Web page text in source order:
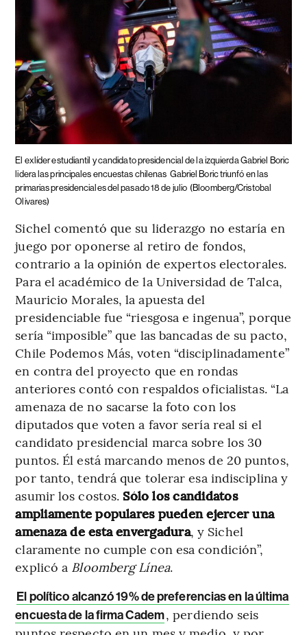
El exlíder estudiantil y candidato presidencial de la izquierda Gabriel Boric
lidera las principales encuestas chilenas Gabriel Boric triunfó en las
primarias presidenciales del pasado 18 de julio (Bloomberg/Cristobal
Olivares)
Sichel comentó que su liderazgo no estaría en
juego por oponerse al retiro de fondos,
contrario a la opinión de expertos electorales.
Para el académico de la Universidad de Talca,
Mauricio Morales, la apuesta del
presidenciable fue “riesgosa e ingenua”, porque
sería “imposible” que las bancadas de su pacto,
Chile Podemos Más, voten “disciplinadamente”
en contra del proyecto que en rondas
anteriores contó con respaldos oficialistas. “La
amenaza de no sacarse la foto con los
diputados que voten a favor sería real si el
candidato presidencial marca sobre los 30
puntos. Él está marcando menos de 20 puntos,
por tanto, tendrá que tolerar esa indisciplina y
asumir los costos. Sólo los candidatos
ampliamente populares pueden ejercer una
amenaza de esta envergadura, y Sichel
claramente no cumple con esa condición”,
explicó a Bloomberg Línea.
El político alcanzó 19% de preferencias en la última
encuesta de la firma Cadem, perdiendo seis